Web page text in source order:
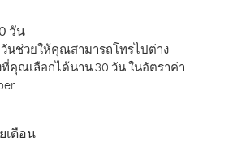
วัน
วันช่วยให้คุณสามารถโทรไปต่าง
คุณเลือกได้นาน 30 วัน ในอัตราค่า
เดือน